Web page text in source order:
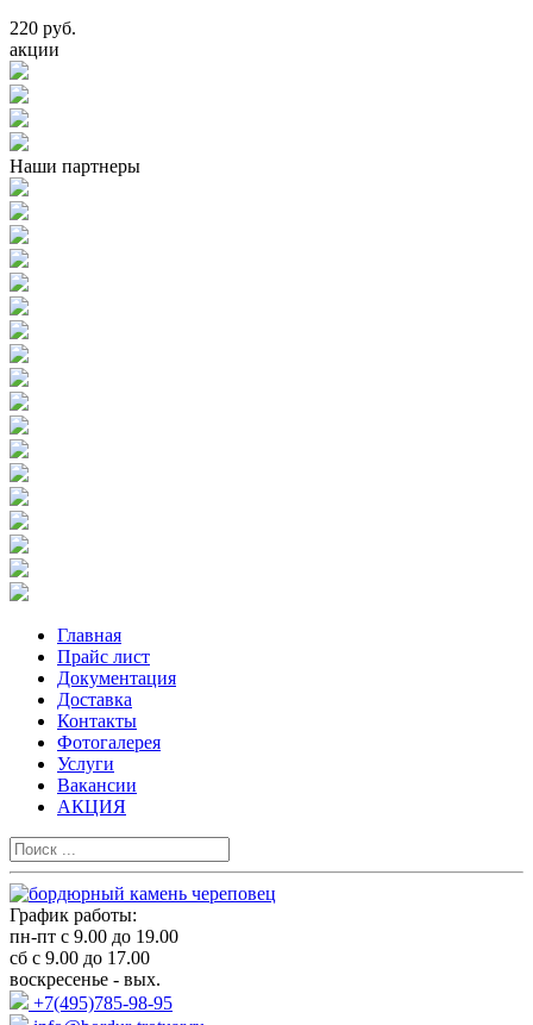
220 руб.
акции
Наши партнеры
Главная
Прайс лист
Документация
Доставка
Контакты
Фотогалерея
Услуги
Вакансии
АКЦИЯ
График работы:
пн-пт с 9.00 до 19.00
сб с 9.00 до 17.00
воскресенье - вых.
+7(495)785-98-95